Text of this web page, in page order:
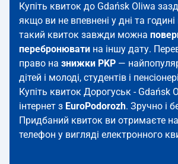
Купіть квиток до Gdańsk Oliwa
якщо ви не впевнені у дні та
такий квиток завжди можна
перебронювати на іншу дату.
право на знижки PKP —
дітей і молоді, студентів і
Купіть квиток Дорогуськ - Gdańsk
інтернет з EuroPodorozh. Зручно і
Придбаний квиток ви отримаєте на
телефон у вигляді електронного